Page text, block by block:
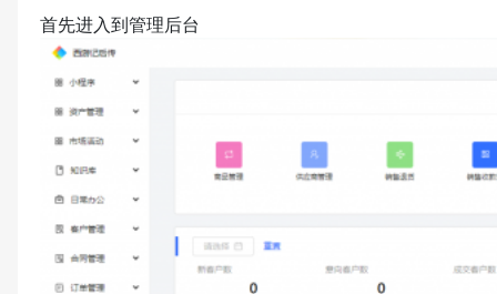
首先进入到管理后台